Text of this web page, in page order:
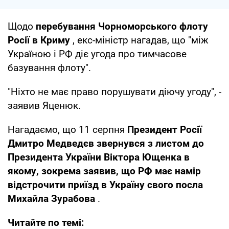
Щодо перебування Чорноморського флоту
Росії в Криму , екс-міністр нагадав, що "між
Україною і РФ діє угода про тимчасове
базування флоту".
"Ніхто не має право порушувати діючу угоду", -
заявив Яценюк.
Нагадаємо, що 11 серпня Президент Росії
Дмитро Медведєв звернувся з листом до
Президента України Віктора Ющенка в
якому, зокрема заявив, що РФ має намір
відстрочити приїзд в Україну свого посла
Михайла Зурабова .
Читайте по темі: